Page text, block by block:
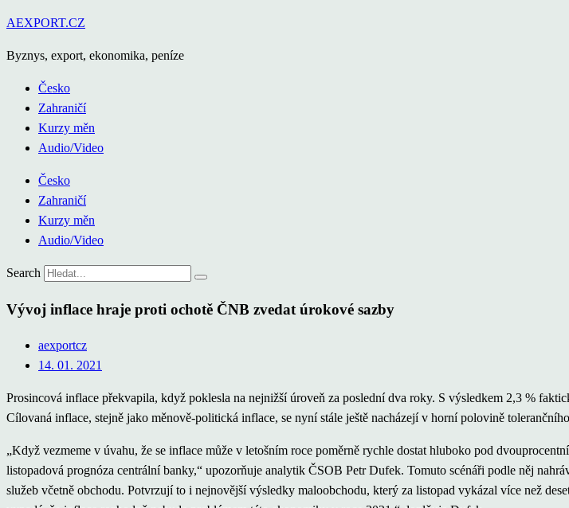
Přejít
obsahu
AEXPORT.CZ
Byznys, export, ekonomika, peníze
Česko
Zahraničí
Kurzy měn
Audio/Video
Česko
Zahraničí
Kurzy měn
Audio/Video
Search
Vývoj inflace hraje proti ochotě ČNB zvedat úrokové sazby
aexportcz
14. 01. 2021
Prosincová inflace překvapila, když poklesla na nejnižší úroveň za poslední dva roky. S výsledkem 2,3 %
Cílovaná inflace, stejně jako měnově-politická inflace, se nyní stále ještě nacházejí v horní polovině
„Když vezmeme v úvahu, že se inflace může v letošním roce poměrně rychle dostat hluboko pod
listopadová prognóza centrální banky,“ upozorňuje analytik ČSOB Petr Dufek. Tomuto scénáři podle něj
služeb včetně obchodu. Potvrzují to i nejnovější výsledky maloobchodu, který za listopad vykázal více než